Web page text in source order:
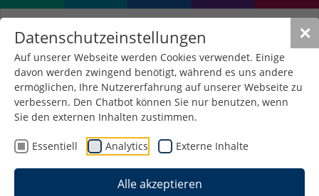
✕
Datenschutzeinstellungen
Auf unserer Webseite werden Cookies verwendet. Einige
davon werden zwingend benötigt, während es uns andere
ermöglichen, Ihre Nutzererfahrung auf unserer Webseite zu
verbessern. Den Chatbot können Sie nur benutzen, wenn
Sie den externen Inhalten zustimmen.
Essentiell Analytics Externe Inhalte
Alle akzeptieren